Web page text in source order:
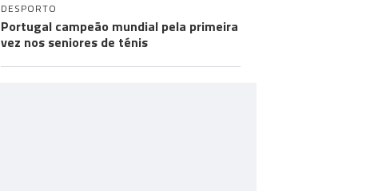
DESPORTO
Portugal campeão mundial pela primeira
vez nos seniores de ténis